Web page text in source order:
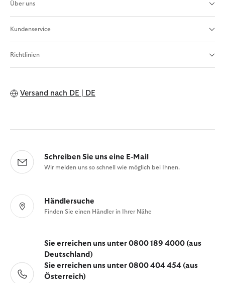
Über uns
Kundenservice
Richtlinien
Versand nach DE | DE
Schreiben Sie uns eine E-Mail
Wir melden uns so schnell wie möglich bei Ihnen.
Händlersuche
Finden Sie einen Händler in Ihrer Nähe
Sie erreichen uns unter 0800 189 4000 (aus
Deutschland)
Sie erreichen uns unter 0800 404 454 (aus
Österreich)